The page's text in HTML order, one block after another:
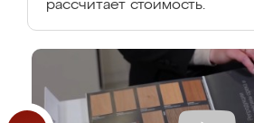
рассчитает стоимость.